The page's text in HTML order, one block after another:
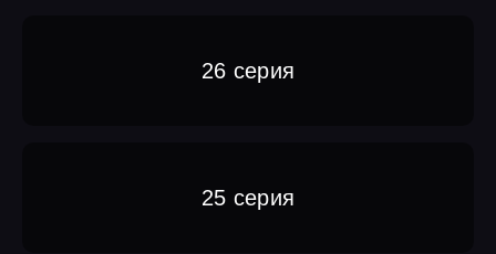
26 серия
25 серия